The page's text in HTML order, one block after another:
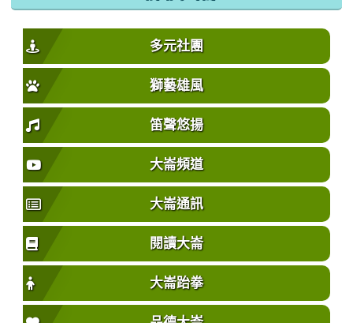
多元社團
獅藝雄風
笛聲悠揚
大崙頻道
大崙通訊
閱讀大崙
大崙跆拳